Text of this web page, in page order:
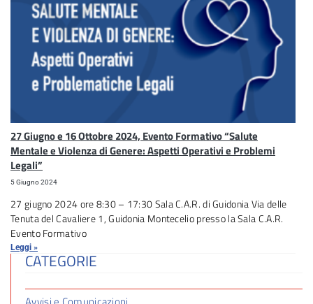
27 Giugno e 16 Ottobre 2024, Evento Formativo “Salute
Mentale e Violenza di Genere: Aspetti Operativi e Problemi
Legali”
5 Giugno 2024
27 giugno 2024 ore 8:30 – 17:30 Sala C.A.R. di Guidonia Via delle
Tenuta del Cavaliere 1, Guidonia Montecelio presso la Sala C.A.R.
Evento Formativo
Leggi »
CATEGORIE